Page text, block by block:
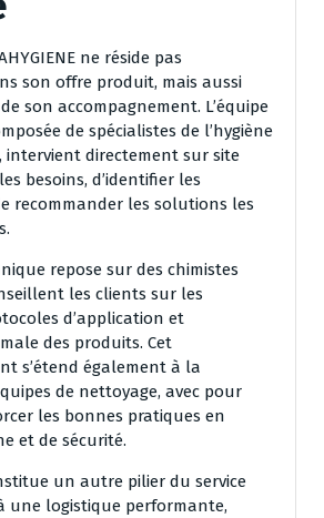
ne réside pas
son offre produit, mais aussi
son accompagnement. L’équipe
de spécialistes de l’hygiène
intervient directement sur site
besoins, d’identifier les
recommander les solutions les
repose sur des chimistes
les clients sur les
d’application et
des produits. Cet
s’étend également à la
de nettoyage, avec pour
les bonnes pratiques en
et de sécurité.
un autre pilier du service
une logistique performante,